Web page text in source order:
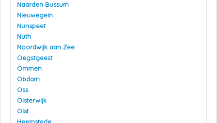
Naarden Bussum
Nieuwegein
Nunspeet
Nuth
Noordwijk aan Zee
Oegstgeest
Ommen
Obdam
Oss
Oisterwijk
Olst